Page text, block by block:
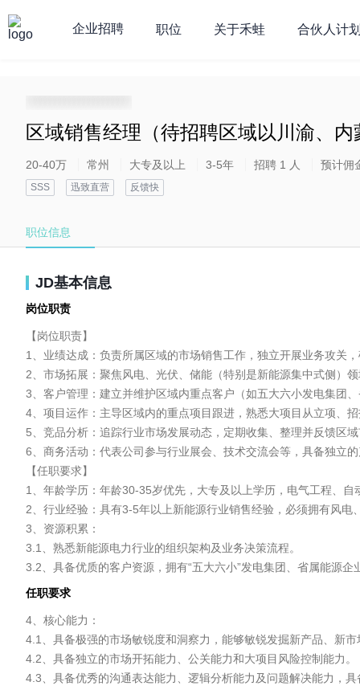
企业招聘 职位 关于禾蛙 合伙人计
区域销售经理（待招聘区域以川渝、
20-40万 常州 大专及以上 3-5年 招聘 1 人 预计佣
SSS 迅致直营 反馈快
职位信息
JD基本信息
岗位职责
【岗位职责】
1、业绩达成：负责所属区域的市场销售工作，独立开展业务攻关
2、市场拓展：聚焦风电、光伏、储能（特别是新能源集中式侧）
3、客户管理：建立并维护区域内重点客户（如五大六小发电集团
4、项目运作：主导区域内的重点项目跟进，熟悉大项目从立项、
5、竞品分析：追踪行业市场发展动态，定期收集、整理并反馈区
6、商务活动：代表公司参与行业展会、技术交流会等，具备独立
【任职要求】
1、年龄学历：年龄30-35岁优先，大专及以上学历，电气工程、
2、行业经验：具有3-5年以上新能源行业销售经验，必须拥有风
3、资源积累：
3.1、熟悉新能源电力行业的组织架构及业务决策流程。
3.2、具备优质的客户资源，拥有“五大六小”发电集团、省属能源
任职要求
4、核心能力：
4.1、具备极强的市场敏锐度和洞察力，能够敏锐发掘新产品、新
4.2、具备独立的市场开拓能力、公关能力和大项目风险控制能力。
4.3、具备优秀的沟通表达能力、逻辑分析能力及问题解决能力，具